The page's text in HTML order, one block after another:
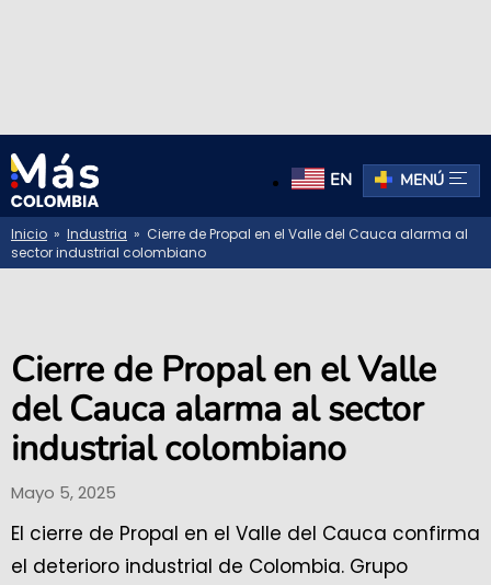
EN MENÚ
Inicio » Industria » Cierre de Propal en el Valle del Cauca alarma al
sector industrial colombiano
Cierre de Propal en el Valle
del Cauca alarma al sector
industrial colombiano
Mayo 5, 2025
El cierre de Propal en el Valle del Cauca confirma
el deterioro industrial de Colombia. Grupo